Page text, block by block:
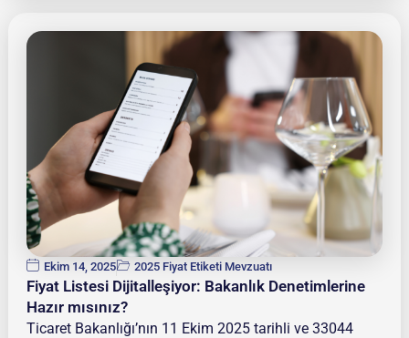
Ekim 14, 2025 2025 Fiyat Etiketi Mevzuatı
Fiyat Listesi Dijitalleşiyor: Bakanlık Denetimlerine
Hazır mısınız?
Ticaret Bakanlığı’nın 11 Ekim 2025 tarihli ve 33044